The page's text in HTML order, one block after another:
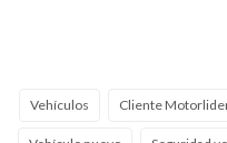
Vehículos Cliente